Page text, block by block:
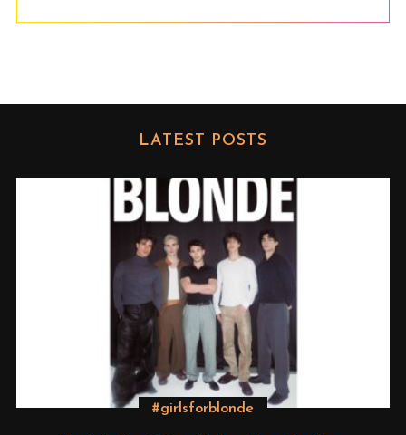
LATEST POSTS
Beauty